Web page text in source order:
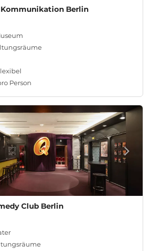
Berlin
Person
Club Berlin